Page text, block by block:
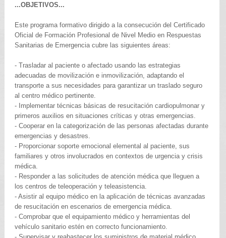
...OBJETIVOS...
Este programa formativo dirigido a la consecución del Certificado
Oficial de Formación Profesional de Nivel Medio en Respuestas
Sanitarias de Emergencia cubre las siguientes áreas:
- Trasladar al paciente o afectado usando las estrategias
adecuadas de movilización e inmovilización, adaptando el
transporte a sus necesidades para garantizar un traslado seguro
al centro médico pertinente.
- Implementar técnicas básicas de resucitación cardiopulmonar y
primeros auxilios en situaciones críticas y otras emergencias.
- Cooperar en la categorización de las personas afectadas durante
emergencias y desastres.
- Proporcionar soporte emocional elemental al paciente, sus
familiares y otros involucrados en contextos de urgencia y crisis
médica.
- Responder a las solicitudes de atención médica que lleguen a
los centros de teleoperación y teleasistencia.
- Asistir al equipo médico en la aplicación de técnicas avanzadas
de resucitación en escenarios de emergencia médica.
- Comprobar que el equipamiento médico y herramientas del
vehículo sanitario estén en correcto funcionamiento.
- Supervisar y reabastecer los suministros de material médico.